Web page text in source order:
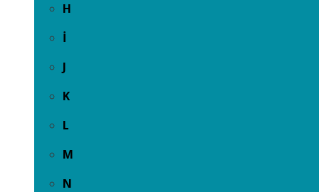
H
İ
J
K
L
M
N